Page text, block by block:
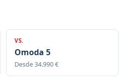
VS.
Omoda 5
Desde 34.990 €